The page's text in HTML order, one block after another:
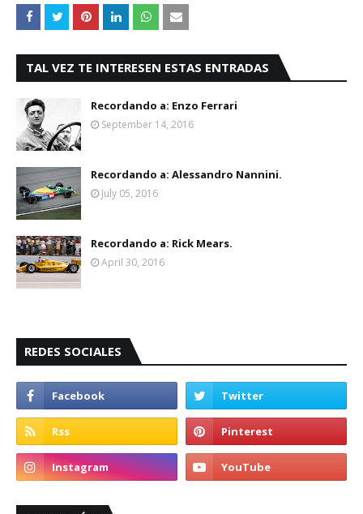
TAL VEZ TE INTERESEN ESTAS ENTRADAS
Recordando a: Enzo Ferrari
September 14, 2016
Recordando a: Alessandro Nannini.
July 05, 2016
Recordando a: Rick Mears.
April 30, 2016
REDES SOCIALES